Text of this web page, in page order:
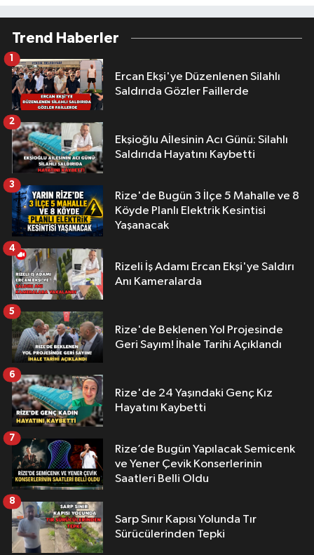
Trend Haberler
Ercan Ekşi'ye Düzenlenen Silahlı
Saldırıda Gözler Faillerde
1
Ekşioğlu Aİlesinin Acı Günü: Silahlı
Saldırıda Hayatını Kaybetti
2
Rize'de Bugün 3 İlçe 5 Mahalle ve 8
Köyde Planlı Elektrik Kesintisi
Yaşanacak
3
Rizeli İş Adamı Ercan Ekşi'ye Saldırı
Anı Kameralarda
4
Rize'de Beklenen Yol Projesinde
Geri Sayım! İhale Tarihi Açıklandı
5
Rize'de 24 Yaşındaki Genç Kız
Hayatını Kaybetti
6
Rize’de Bugün Yapılacak Semicenk
ve Yener Çevik Konserlerinin
Saatleri Belli Oldu
7
Sarp Sınır Kapısı Yolunda Tır
Sürücülerinden Tepki
8